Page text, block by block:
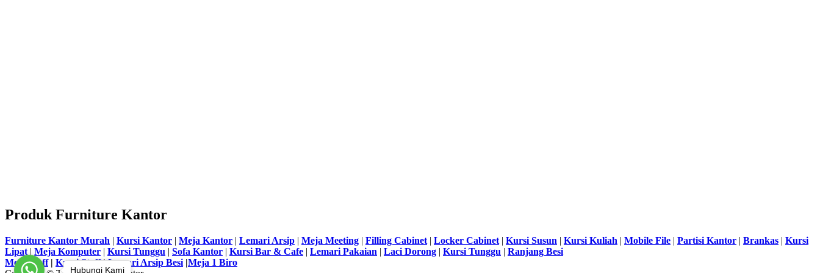
Produk Furniture Kantor
Furniture Kantor Murah | Kursi Kantor | Meja Kantor | Lemari Arsip | Meja Meeting | Filling Cabinet | Locker Cabinet | Kursi Susun | Kursi Kuliah | Mobile File | Partisi Kantor | Brankas | Kursi
Lipat | Meja Komputer | Kursi Tunggu | Sofa Kantor | Kursi Bar & Cafe | Lemari Pakaian | Laci Dorong | Kursi Tunggu | Ranjang Besi
Meja Staff| Kursi Staff|Lemari Arsip Besi |Meja 1 Biro
Hubungi Kami